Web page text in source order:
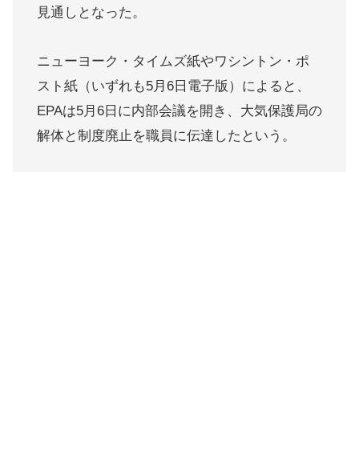
見通しとなった。
ニューヨーク・タイムズ紙やワシントン・ポ
スト紙（いずれも5月6日電子版）によると、
EPAは5月6日に内部会議を開き、大気保護局の
解体と制度廃止を職員に伝達したという。